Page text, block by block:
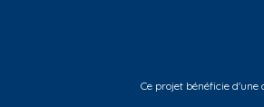
Ce projet bénéficie